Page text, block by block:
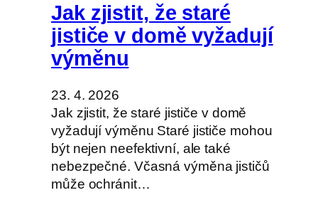
Jak zjistit, že staré
jističe v domě vyžadují
výměnu
23. 4. 2026
Jak zjistit, že staré jističe v domě
vyžadují výměnu Staré jističe mohou
být nejen neefektivní, ale také
nebezpečné. Včasná výměna jističů
může ochránit…